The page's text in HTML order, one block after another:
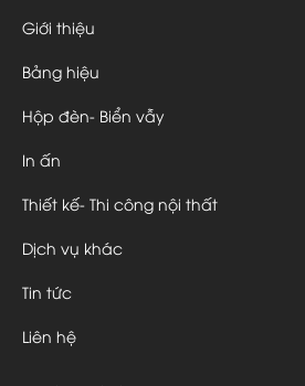
Giới thiệu
Bảng hiệu
Hộp đèn- Biển vẫy
In ấn
Thiết kế- Thi công nội thất
Dịch vụ khác
Tin tức
Liên hệ